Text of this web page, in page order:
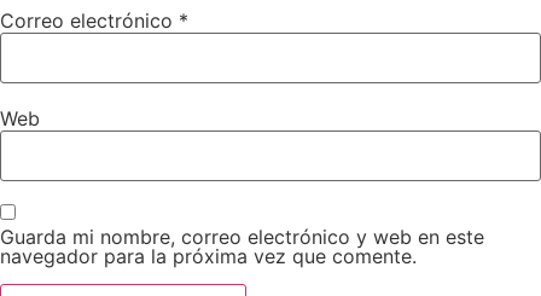
Correo electrónico *
Web
Guarda mi nombre, correo electrónico y web en este
navegador para la próxima vez que comente.